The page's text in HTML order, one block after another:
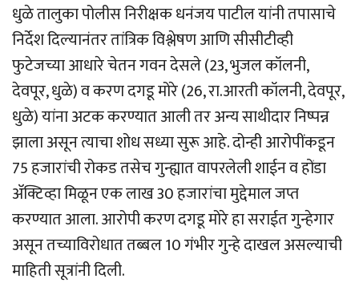
धुळे तालुका पोलीस निरीक्षक धनंजय पाटील यांनी तपासाचे
निर्देश दिल्यानंतर तांत्रिक विश्लेषण आणि सीसीटीव्ही
फुटेजच्या आधारे चेतन गवन देसले (23, भुजल कॉलनी,
देवपूर, धुळे) व करण दगडू मोरे (26, रा.आरती कॉलनी, देवपूर,
धुळे) यांना अटक करण्यात आली तर अन्य साथीदार निष्पन्न
झाला असून त्याचा शोध सध्या सुरू आहे. दोन्ही आरोपींकडून
75 हजारांची रोकड तसेच गुन्ह्यात वापरलेली शाईन व होंडा
अ‍ॅक्टिव्हा मिळून एक लाख 30 हजारांचा मुद्देमाल जप्त
करण्यात आला. आरोपी करण दगडू मोरे हा सराईत गुन्हेगार
असून तच्याविरोधात तब्बल 10 गंभीर गुन्हे दाखल असल्याची
माहिती सूत्रांनी दिली.